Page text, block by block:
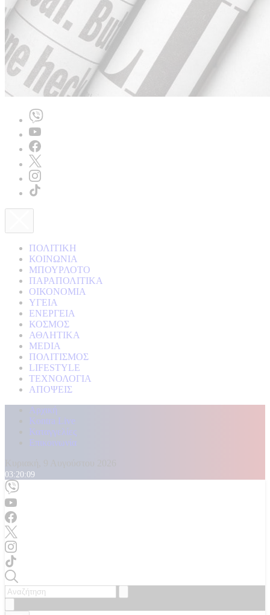
ΠΟΛΙΤΙΚΗ
ΚΟΙΝΩΝΙΑ
ΜΠΟΥΡΛΟΤΟ
ΠΑΡΑΠΟΛΙΤΙΚΑ
ΟΙΚΟΝΟΜΙΑ
ΥΓΕΙΑ
ΕΝΕΡΓΕΙΑ
ΚΟΣΜΟΣ
ΑΘΛΗΤΙΚΑ
MEDIA
ΠΟΛΙΤΙΣΜΟΣ
LIFESTYLE
ΤΕΧΝΟΛΟΓΙΑ
ΑΠΟΨΕΙΣ
Αρχική
Kontra Live
Καταγγελίες
Επικοινωνία
03:20:11